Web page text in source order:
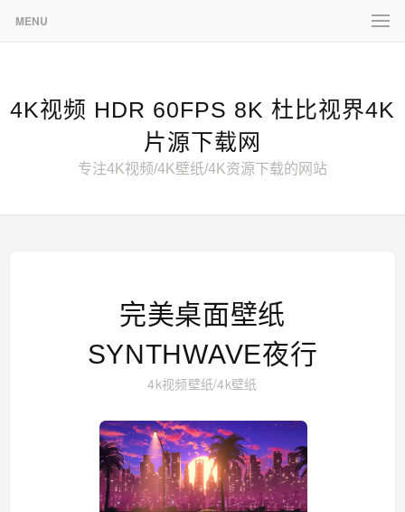
MENU
4K视频 HDR 60FPS 8K 杜比视界4K
片源下载网
专注4K视频/4K壁纸/4K资源下载的网站
完美桌面壁纸
SYNTHWAVE夜行
4k视频壁纸/4k壁纸